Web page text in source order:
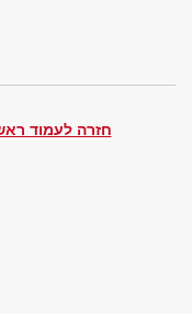
חזרה לעמוד